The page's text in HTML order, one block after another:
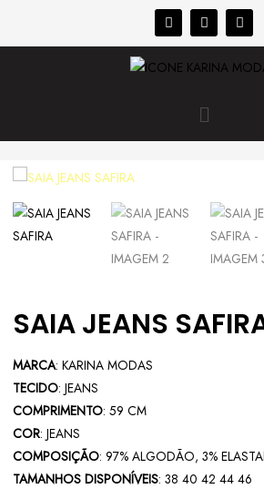
SAIA JEANS
MARCA: KARINA MODAS
TECIDO: JEANS
COMPRIMENTO: 59 CM
COR: JEANS
COMPOSIÇÃO: 97% ALGODÃO, 3%
TAMANHOS DISPONÍVEIS: 38 40 42 44 46